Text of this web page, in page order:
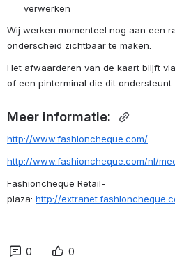
verwerken
Wij werken momenteel nog aan een
onderscheid zichtbaar te maken.
Het afwaarderen van de kaart blijft
of een pinterminal die dit ondersteunt.
Meer informatie:
http://www.fashioncheque.com/
http://www.fashioncheque.com/nl/
Fashioncheque Retail-
plaza: http://
0 0